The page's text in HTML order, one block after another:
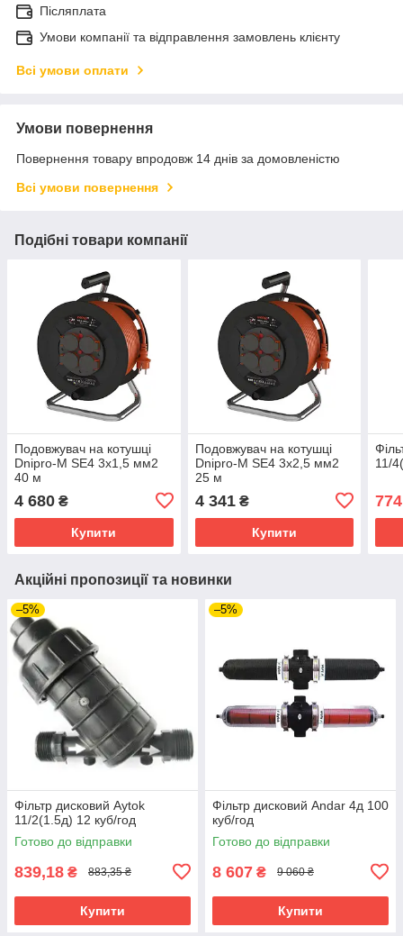
Післяплата
Умови компанії та відправлення замовлень клієнту
Всі умови оплати
Умови повернення
Повернення товару впродовж 14 днів за домовленістю
Всі умови повернення
Подібні товари компанії
Подовжувач на котушці
Dnipro-M SE4 3x1,5 мм2
40 м
4 680 ₴
Купити
Подовжувач на котушці
Dnipro-M SE4 3x2,5 мм2
25 м
4 341₴
Купити
11/
Акційні пропозиції та новинки
–5%
Фільтр дисковий Aytok
11/2(1.5д) 12 куб/год
Готово до відправки
839,18 ₴ 883,35 ₴
Купити
–5%
Фільтр дисковий Andar 4д 100
куб/год
Готово до відправки
8 607 ₴ 9 060 ₴
Купити